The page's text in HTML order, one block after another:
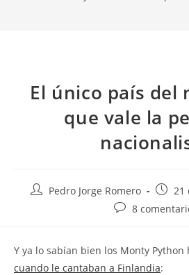
El único país del
que vale la
AutorPedro Jorge Romero
de
21
Comentarios
entrada:
8
Y ya lo sabían bien los Monty Python
cuando le cantaban a Finlandia: